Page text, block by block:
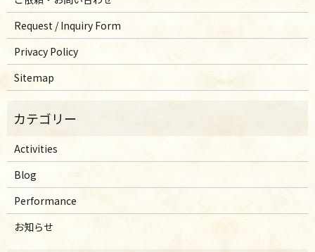
Request / Inquiry Form
Privacy Policy
Sitemap
Activities
Blog
Performance
お知らせ